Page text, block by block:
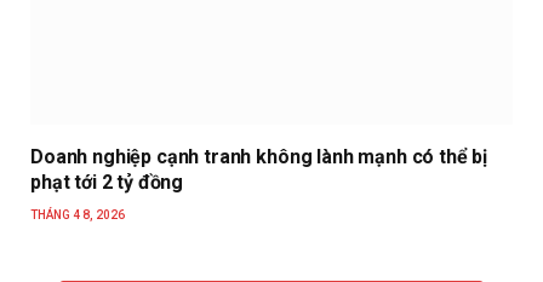
Doanh nghiệp cạnh tranh không lành mạnh có thể bị
phạt tới 2 tỷ đồng
THÁNG 4 8, 2026